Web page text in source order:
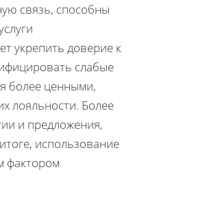
связь, способны
укрепить доверие к
слабые
более ценными,
лояльности. Более
и предложения,
использование
фактором